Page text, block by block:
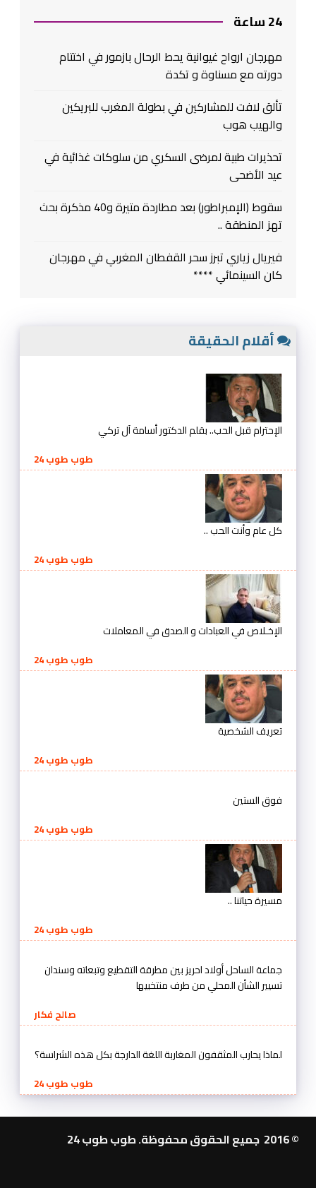
24 ساعة
مهرجان ارواح غيوانية يحط الرحال بازمور في اختتام
دورته مع مسناوة و تكدة
تألق لافت للمشاركين في بطولة المغرب للبريكين
والهيب هوب
تحذيرات طبية لمرضى السكري من سلوكات غذائية في
عيد الأضحى
سقوط (الإمبراطور) بعد مطاردة متيرة و40 مذكرة بحث
تهز المنطقة ..
فيريال زياري تبرز سحر القفطان المغربي في مهرجان
كان السينمائي ****
أقلام الحقيقة
الإحترام قبل الحب.. بقلم الدكتور أسامة آل تركي
طوب طوب 24
كل عام وأنت الحب ..
طوب طوب 24
الإخـلاص في العبادات و الصدق في المعاملات
طوب طوب 24
تعريف الشخصية
طوب طوب 24
فوق الستين
طوب طوب 24
مسيرة حياتنا ..
طوب طوب 24
جماعة الساحل أولاد احريز بين مطرقة التقطيع وتبعاته وسندان
تسيير الشأن المحلي من طرف منتخبيها
صالح فكار
لماذا يحارب المثقفون المغاربة اللغة الدارجة بكل هذه الشراسة؟
طوب طوب 24
© 2016 جميع الحقوق محفوظة. طوب طوب 24